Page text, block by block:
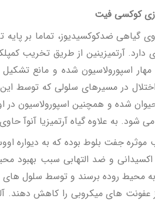
کوکسی فیت
گیاهی ضدکوکسیدیوز، تماما بر
دارد. آرتمیزینین از طریق تخریب
اسپورولاسیون شده و مانع تشکیل
در مسیرهای سلولی که توسط
شده و همچنین اسپورولاسیون
شود. به علاوه گیاه آرتمیزیا آنوآ
موثره جفت بلوط بوده که به دیواره
و ضد التهابی سبب بهبود
محیط روده برسند و توسط سلول
عفونت های میکروبی را کاهش دهند.